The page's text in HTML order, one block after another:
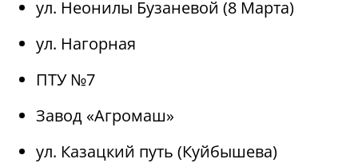
ул. Неонилы Бузаневой (8 Марта)
ул. Нагорная
ПТУ №7
Завод «Агромаш»
ул. Казацкий путь (Куйбышева)